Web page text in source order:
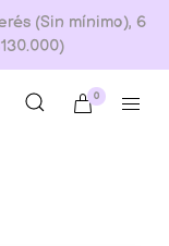
(Sin mínimo), 6
0